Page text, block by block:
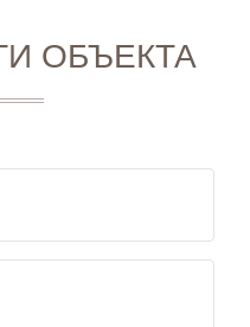
ОБЪЕКТА